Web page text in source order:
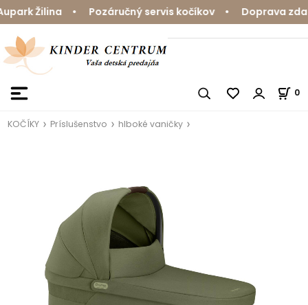
Žilina • Pozáručný servis kočíkov • Doprava
0
KOČÍKY Príslušenstvo hlboké vaničky